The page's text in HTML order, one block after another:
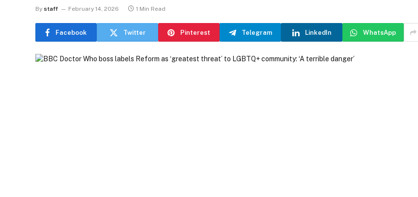
By staff February 14, 2026 1 Min Read
Facebook Twitter Pinterest Telegram LinkedIn WhatsApp